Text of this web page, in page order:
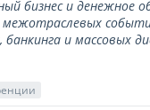
бизнес и денежное
межотраслевых
и массовых